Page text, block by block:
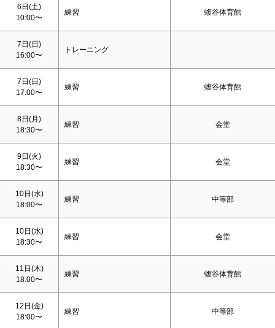
6日(土)
10:00〜
練習 蝮谷体育館
7日(日)
16:00〜
トレーニング
7日(日)
17:00〜
練習 蝮谷体育館
8日(月)
18:30〜
練習 会堂
9日(火)
18:30〜
練習 会堂
10日(水)
18:00〜
練習 中等部
10日(水)
18:30〜
練習 会堂
11日(木)
18:00〜
練習 蝮谷体育館
12日(金)
18:00〜
練習 中等部